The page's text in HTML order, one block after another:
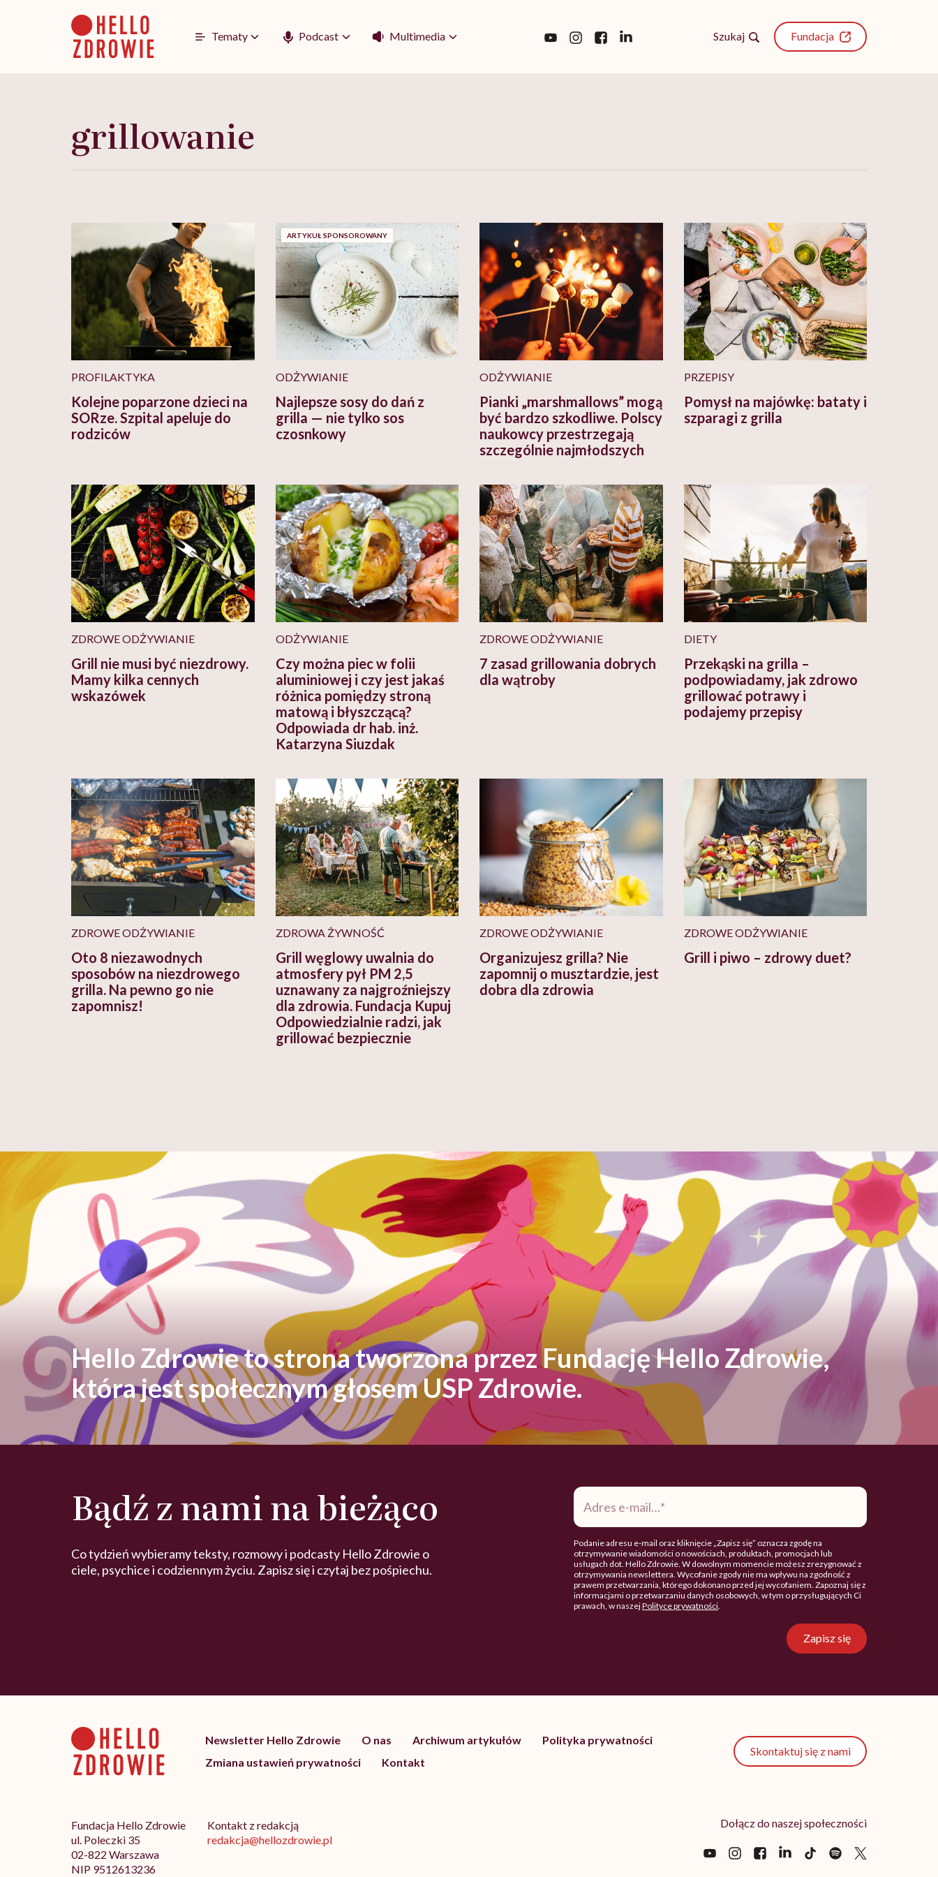
Tematy Podcast Multimedia Szukaj Fundacja
grillowanie
PROFILAKTYKA
Kolejne poparzone dzieci na
SORze. Szpital apeluje do
rodziców
ARTYKUŁ SPONSOROWANY
ODŻYWIANIE
Najlepsze sosy do dań z
grilla — nie tylko sos
czosnkowy
ODŻYWIANIE
Pianki „marshmallows” mogą
być bardzo szkodliwe. Polscy
naukowcy przestrzegają
szczególnie najmłodszych
PRZEPISY
Pomysł na majówkę: bataty i
szparagi z grilla
ZDROWE ODŻYWIANIE
Grill nie musi być niezdrowy.
Mamy kilka cennych
wskazówek
ODŻYWIANIE
Czy można piec w folii
aluminiowej i czy jest jakaś
różnica pomiędzy stroną
matową i błyszczącą?
Odpowiada dr hab. inż.
Katarzyna Siuzdak
ZDROWE ODŻYWIANIE
7 zasad grillowania dobrych
dla wątroby
DIETY
Przekąski na grilla –
podpowiadamy, jak zdrowo
grillować potrawy i
podajemy przepisy
ZDROWE ODŻYWIANIE
Oto 8 niezawodnych
sposobów na niezdrowego
grilla. Na pewno go nie
zapomnisz!
ZDROWA ŻYWNOŚĆ
Grill węglowy uwalnia do
atmosfery pył PM 2,5
uznawany za najgroźniejszy
dla zdrowia. Fundacja Kupuj
Odpowiedzialnie radzi, jak
grillować bezpiecznie
ZDROWE ODŻYWIANIE
Organizujesz grilla? Nie
zapomnij o musztardzie, jest
dobra dla zdrowia
ZDROWE ODŻYWIANIE
Grill i piwo – zdrowy duet?
Hello Zdrowie to strona tworzona przez Fundację Hello Zdrowie,
która jest społecznym głosem USP Zdrowie.
Bądź z nami na bieżąco
Co tydzień wybieramy teksty, rozmowy i podcasty Hello Zdrowie o
ciele, psychice i codziennym życiu. Zapisz się i czytaj bez pośpiechu.
Adres
mail*
Podanie adresu e-mail oraz kliknięcie „Zapisz się” oznacza zgodę na
otrzymywanie wiadomości o nowościach, produktach, promocjach lub
usługach dot. Hello Zdrowie. W dowolnym momencie możesz zrezygnować z
otrzymywania newslettera. Wycofanie zgody nie ma wpływu na zgodność z
prawem przetwarzania, którego dokonano przed jej wycofaniem. Zapoznaj się z
informacjami o przetwarzaniu danych osobowych, w tym o przysługujących Ci
prawach, w naszejPolityce prywatności
Zapisz się
Newsletter Hello Zdrowie O nas Archiwum artykułów
Polityka prywatności
Zmiana ustawień prywatności
Kontakt
Skontaktuj się z nami
Fundacja Hello Zdrowie
ul. Poleczki 35
02-822 Warszawa
NIP 9512613236
Kontakt z redakcją
redakcja@hellozdrowie.pl
Dołącz do naszej społeczności